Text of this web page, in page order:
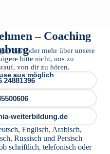
– Coaching
hast oder mehr über unsere
bitte nicht, uns zu
von dir zu hören.
aus möglich​
24881396
weiterbildung.de
Englisch, Arabisch,
Russisch und Persisch
schriftlich, telefonisch oder